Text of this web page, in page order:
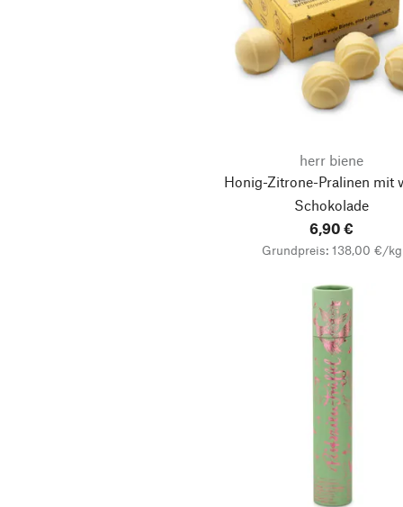
herr biene
Honig-Zitrone-Pralinen mit
Schokolade
6,90 €
Grundpreis: 138,00 €/kg